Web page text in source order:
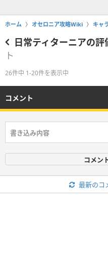
ホーム オセロニア攻略Wiki キャ
日常ティターニアの
ト
26件中 1-20件を表示中
コメント
コメン
最新のコ